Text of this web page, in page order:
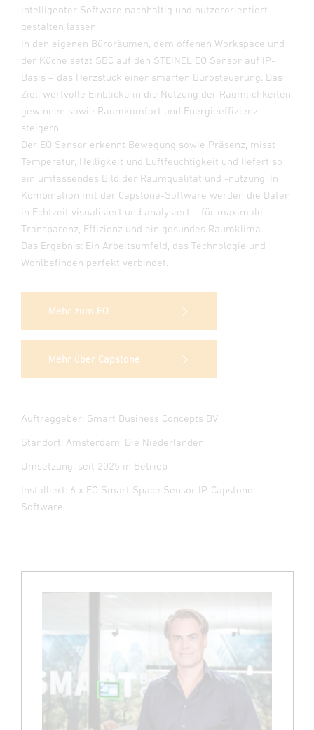
intelligenter Software nachhaltig und nutzerorientiert
gestalten lassen.
In den eigenen Büroräumen, dem offenen Workspace und
der Küche setzt SBC auf den STEINEL EO Sensor auf IP-
Basis – das Herzstück einer smarten Bürosteuerung. Das
Ziel: wertvolle Einblicke in die Nutzung der Räumlichkeiten
gewinnen sowie Raumkomfort und Energieeffizienz
steigern.
Der EO Sensor erkennt Bewegung sowie Präsenz, misst
Temperatur, Helligkeit und Luftfeuchtigkeit und liefert so
ein umfassendes Bild der Raumqualität und -nutzung. In
Kombination mit der Capstone-Software werden die Daten
in Echtzeit visualisiert und analysiert – für maximale
Transparenz, Effizienz und ein gesundes Raumklima.
Das Ergebnis: Ein Arbeitsumfeld, das Technologie und
Wohlbefinden perfekt verbindet.
Mehr zum EO
Mehr über Capstone
Auftraggeber: Smart Business Concepts BV
Standort: Amsterdam, Die Niederlanden
Umsetzung: seit 2025 in Betrieb
Installiert: 6 x EO Smart Space Sensor IP, Capstone
Software